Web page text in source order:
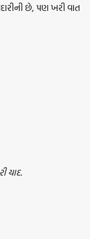
છે, પણ ખરી વાત
યાદ.